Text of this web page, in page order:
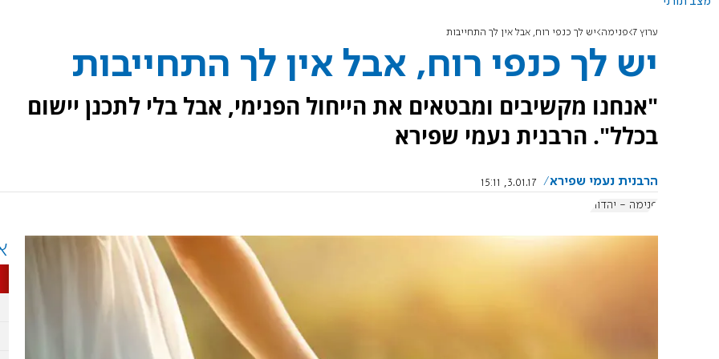
ערוץ 7 פנימה יש לך כנפי רוח, אבל אין לך התחייבות
יש לך כנפי רוח, אבל אין לך התחייבות
"אנחנו מקשיבים ומבטאים את הייחול הפנימי, אבל בלי לתכנן יישום
בכלל". הרבנית נעמי שפירא
הרבנית נעמי שפירא
3.01.17, 15:11
פנימה - יהדות